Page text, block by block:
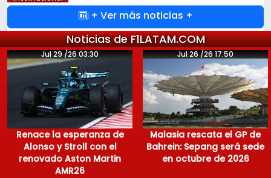
+ Ver más noticias +
Noticias de F1LATAM.COM
Jul 29 /26 03:30
Renace la esperanza de
Alonso y Stroll con el
renovado Aston Martin
AMR26
Jul 26 /26 17:50
Malasia rescata el GP de
Bahrein: Sepang será sede
en octubre de 2026